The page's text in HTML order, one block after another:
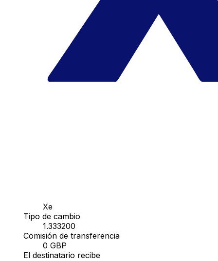
Xe
Tipo de cambio
1.333200
Comisión de transferencia
0 GBP
El destinatario recibe